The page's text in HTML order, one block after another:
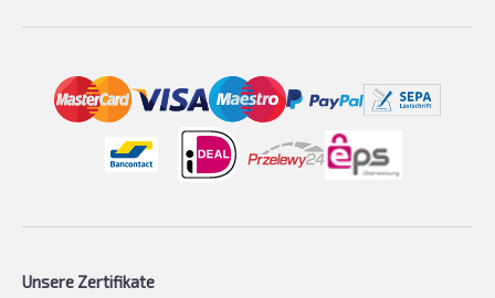
Unsere Zertifikate